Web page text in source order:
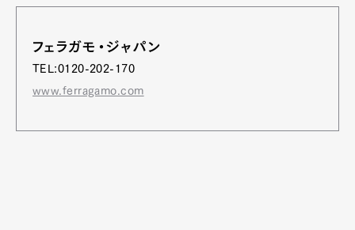
フェラガモ・ジャパン
TEL:0120-202-170
www.ferragamo.com